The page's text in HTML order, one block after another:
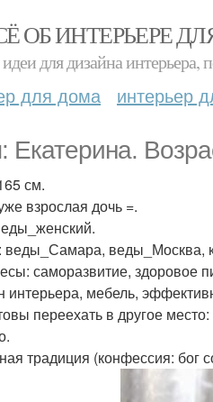
ОБ ИНТЕРЬЕРЕ
для дизайна интерьера,
для дома интерьер
Екатерина.
см.
взрослая дочь =.
веды_Самара, веды_Москва,
саморазвитие, здоровое
интерьера, мебель,
переехать в другое
традиция (конфессия: бог